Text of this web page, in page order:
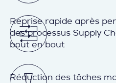
Reprise rapide après
des processus Supply
bout en bout
Réduction des tâches